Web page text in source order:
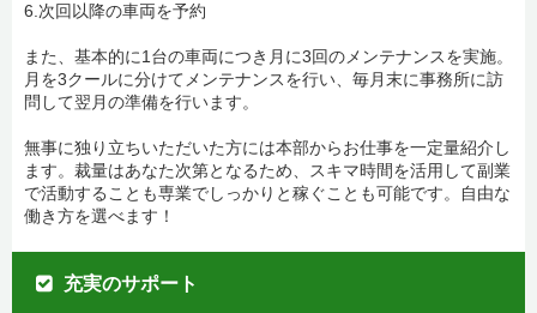
6.次回以降の車両を予約
また、基本的に1台の車両につき月に3回のメンテナンスを実施。
月を3クールに分けてメンテナンスを行い、毎月末に事務所に訪
問して翌月の準備を行います。
無事に独り立ちいただいた方には本部からお仕事を一定量紹介し
ます。裁量はあなた次第となるため、スキマ時間を活用して副業
で活動することも専業でしっかりと稼ぐことも可能です。自由な
働き方を選べます！
充実のサポート